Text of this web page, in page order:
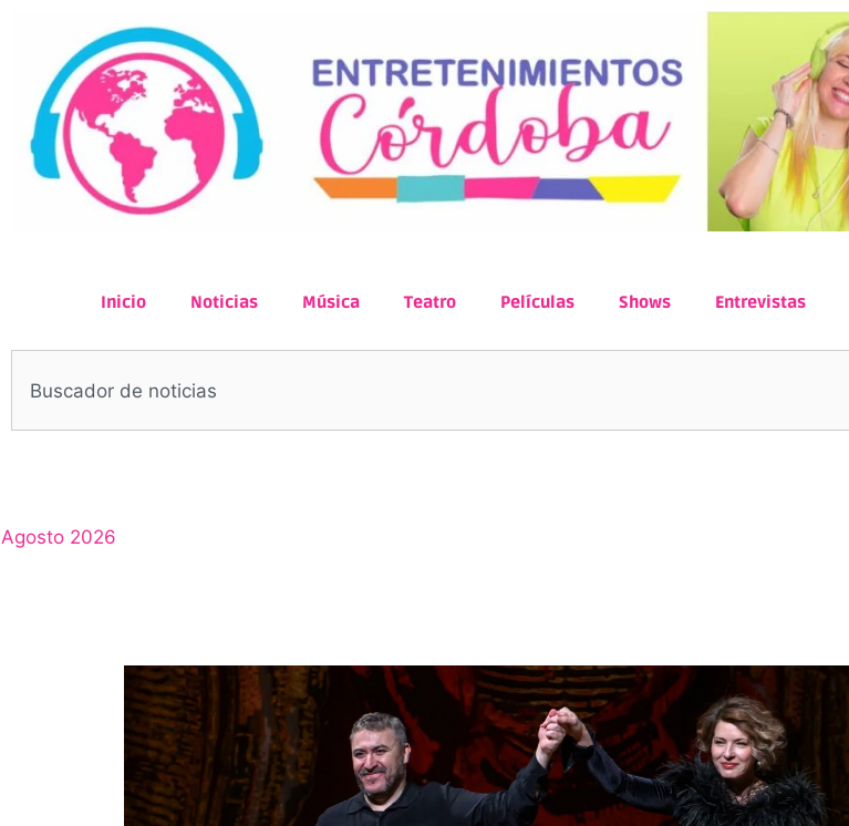
Inicio Noticias Música Teatro Películas Shows Entrevistas
Agosto 2026